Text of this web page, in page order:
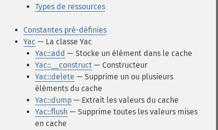
Types de ressources
Constantes pré-définies
Yac — La classe Yac
Yac::add — Stocke un élément dans le cache
Yac::__construct — Constructeur
Yac::delete — Supprime un ou plusieurs
éléments du cache
Yac::dump — Extrait les valeurs du cache
Yac::flush — Supprime toutes les valeurs mises
en cache